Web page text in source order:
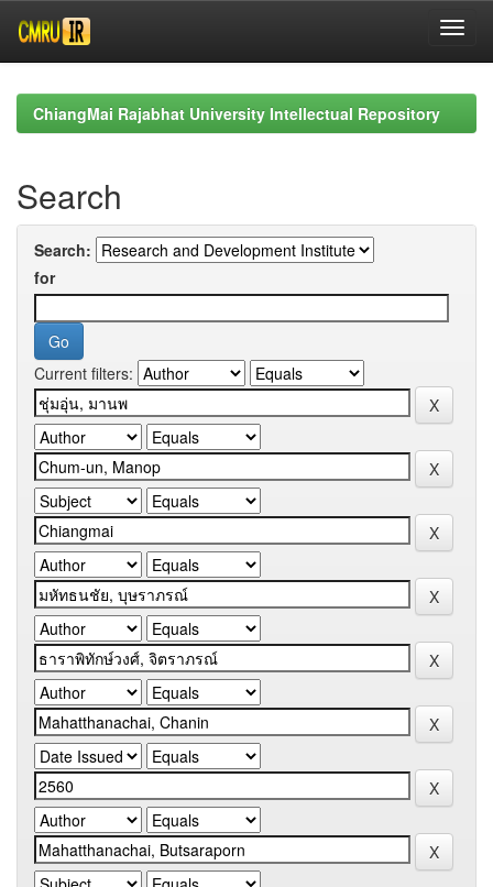
navigationChiangMai Rajabhat University Intellectual Repository
Search
Search:
for
Current filters: